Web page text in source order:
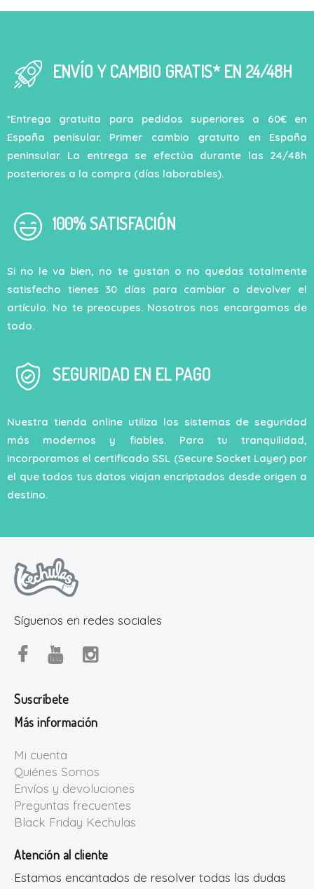
ENVÍO Y CAMBIO GRATIS* EN 24/48H
*Entrega gratuita para pedidos superiores a 60€ en
España penísular. Primer cambio gratuito en España
peninsular. La entrega se efectúa durante las 24/48h
posteriores a la compra (días laborables).
100% SATISFACIÓN
Si no le va bien, no te gustan o no quedas totalmente
satisfecho tienes 30 días para cambiar o devolver el
artículo. No te preocupes. Nosotros nos encargamos de
todo.
SEGURIDAD EN EL PAGO
Nuestra tienda online utiliza los sistemas de seguridad
más modernos y fiables. Para tu tranquilidad,
incorporamos el certificado SSL (Secure Socket Layer) por
el que todos tus datos viajan encriptados desde origen a
destino.
Síguenos en redes sociales
Suscríbete
Más información
Mi cuenta
Quiénes Somos
Envíos y devoluciones
Preguntas frecuentes
Black Friday Kechulas
Atención al cliente
Estamos encantados de resolver todas las dudas